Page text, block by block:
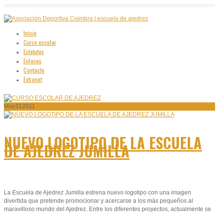
Inicio
Curso escolar
Estatutos
Enlaces
Contacto
Extranet
May312011
NUEVO LOGOTIPO DE LA ESCUELA
DE AJEDREZ JUMILLA
La Escuela de Ajedrez Jumilla estrena nuevo logotipo con una imagen
divertida que pretende promocionar y acercarse a los más pequeños al
maravilloso mundo del Ajedrez. Entre los diferentes proyectos, actualmente se